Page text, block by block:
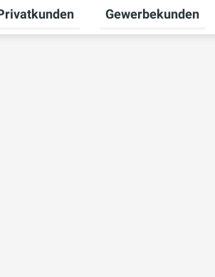
für Erneuerbare Energien
Untermenü für
Gewerbekunden